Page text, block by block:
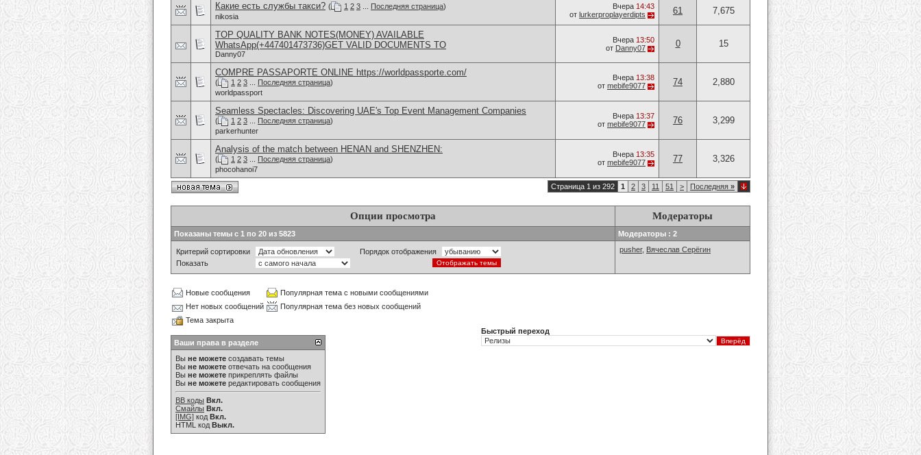
Какие есть службы такси? ( 1 2 3 Последняя страница)
nikosia
Вчера 14:43
от lurkerproplayerdipts 61 7,675
TOP QUALITY BANK NOTES(MONEY) AVAILABLE
WhatsApp(+447401473736)GET VALID DOCUMENTS TO
Danny07
Вчера 13:50
от Danny07 0 15
COMPRE PASSAPORTE ONLINE https://worldpassporte.com/
( 1 2 3 Последняя страница)
worldpassport
Вчера 13:38
от mebife9077 74 2,880
Seamless Spectacles: Discovering UAE's Top Event Management Companies
( 1 2 3 Последняя страница)
parkerhunter
Вчера 13:37
от mebife9077 76 3,299
Analysis of the match between HENAN and SHENZHEN:
( 1 2 3 Последняя страница)
phocohanoi7
Вчера 13:35
от mebife9077 77 3,326
Страница 1 из 292 1 2 3 11 51 > Последняя »
Опции просмотра Модераторы
Показаны темы с 1 по 20 из 5823 Модераторы : 2
Критерий сортировки
Порядок отображения
Показать
pusher, Вячеслав Серёгин
Новые сообщения
Популярная тема с новыми сообщениями
Нет новых сообщений
Популярная тема без новых сообщений
Тема закрыта
Ваши права в разделе
Вы не можете создавать темы
Вы не можете отвечать на сообщения
Вы не можете прикреплять файлы
Вы не можете редактировать сообщения
BB коды Вкл.
Смайлы Вкл.
[IMG] код Вкл.
HTML код Выкл.
Быстрый переход